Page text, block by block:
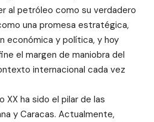
al petróleo como su verdadero
una promesa estratégica,
económica y política, y hoy
el margen de maniobra del
internacional cada vez
XX ha sido el pilar de las
y Caracas. Actualmente,